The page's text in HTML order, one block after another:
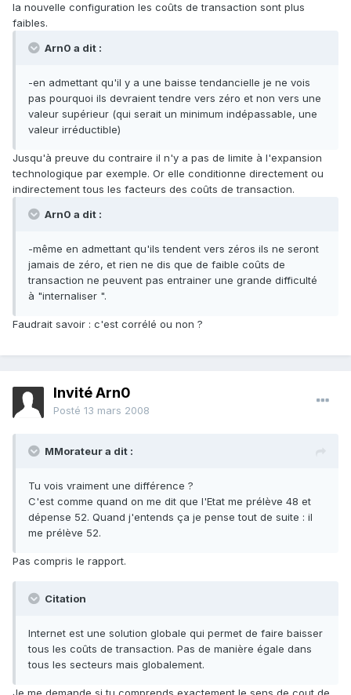
la nouvelle configuration les coûts de transaction sont plus
faibles.
Arn0 a dit :
-en admettant qu'il y a une baisse tendancielle je ne vois
pas pourquoi ils devraient tendre vers zéro et non vers une
valeur supérieur (qui serait un minimum indépassable, une
valeur irréductible)
Jusqu'à preuve du contraire il n'y a pas de limite à l'expansion
technologique par exemple. Or elle conditionne directement ou
indirectement tous les facteurs des coûts de transaction.
Arn0 a dit :
-même en admettant qu'ils tendent vers zéros ils ne seront
jamais de zéro, et rien ne dis que de faible coûts de
transaction ne peuvent pas entrainer une grande difficulté
à "internaliser ".
Faudrait savoir : c'est corrélé ou non ?
Invité Arn0
Posté 13 mars 2008
MMorateur a dit :
Tu vois vraiment une différence ?
C'est comme quand on me dit que l'Etat me prélève 48 et
dépense 52. Quand j'entends ça je pense tout de suite : il
me prélève 52.
Pas compris le rapport.
Citation
Internet est une solution globale qui permet de faire baisser
tous les coûts de transaction. Pas de manière égale dans
tous les secteurs mais globalement.